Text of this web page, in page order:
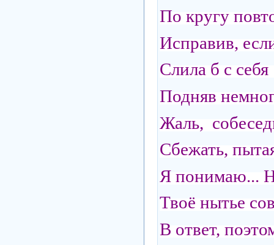
По кругу
Исправив,
Слила б с
Подняв
Жаль,
Сбежать,
Я понимаю...
Твоё нытье
В ответ,